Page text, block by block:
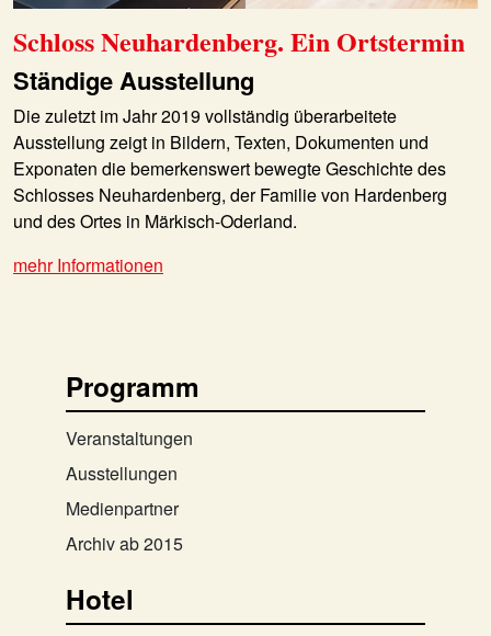
Schloss Neuhardenberg. Ein Ortstermin
Ständige Ausstellung
Die zuletzt im Jahr 2019 vollständig überarbeitete
Ausstellung zeigt in Bildern, Texten, Dokumenten und
Exponaten die bemerkenswert bewegte Geschichte des
Schlosses Neuhardenberg, der Familie von Hardenberg
und des Ortes in Märkisch-Oderland.
mehr Informationen
Programm
Veranstaltungen
Ausstellungen
Medienpartner
Archiv ab 2015
Hotel